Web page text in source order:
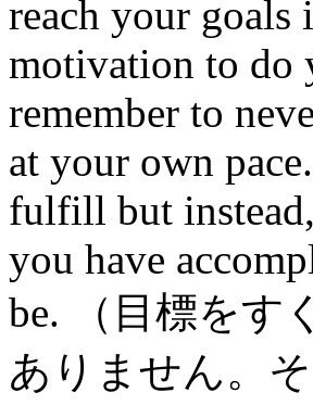
reach your
motivation to do
remember to
at your own
fulfill but
you have
be. （目標をす
ありません。